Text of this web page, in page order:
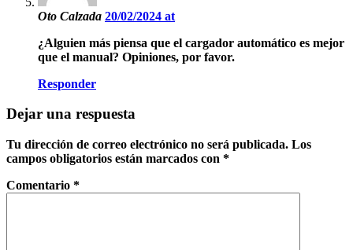
Oto Calzada 20/02/2024 at
¿Alguien más piensa que el cargador automático es mejor
que el manual? Opiniones, por favor.
Responder
Dejar una respuesta
Tu dirección de correo electrónico no será publicada. Los
campos obligatorios están marcados con *
Comentario *